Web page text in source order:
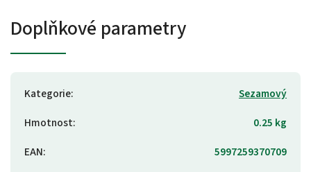
Doplňkové parametry
Kategorie:
Sezamový
Hmotnost:
0.25 kg
EAN:
5997259370709